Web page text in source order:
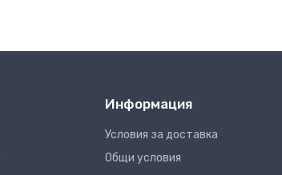
Информация
Условия за доставка
Общи условия